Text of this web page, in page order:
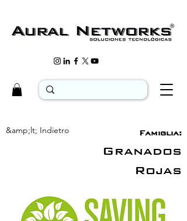
&amp;lt; Indietro Famiglia:
Granados
Rojas